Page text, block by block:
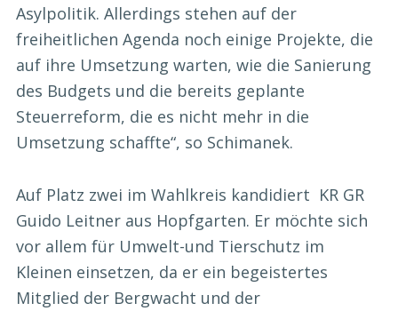
Asylpolitik. Allerdings stehen auf der
freiheitlichen Agenda noch einige Projekte, die
auf ihre Umsetzung warten, wie die Sanierung
des Budgets und die bereits geplante
Steuerreform, die es nicht mehr in die
Umsetzung schaffte“, so Schimanek.
Auf Platz zwei im Wahlkreis kandidiert KR GR
Guido Leitner aus Hopfgarten. Er möchte sich
vor allem für Umwelt-und Tierschutz im
Kleinen einsetzen, da er ein begeistertes
Mitglied der Bergwacht und der